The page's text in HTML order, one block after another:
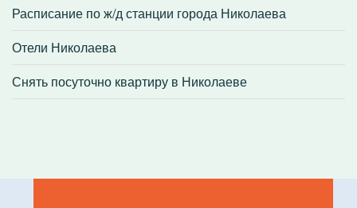
Расписание по ж/д станции города Николаева
Отели Николаева
Снять посуточно квартиру в Николаеве